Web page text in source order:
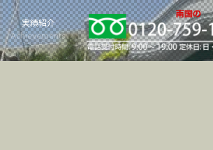
実績紹介
Achievements